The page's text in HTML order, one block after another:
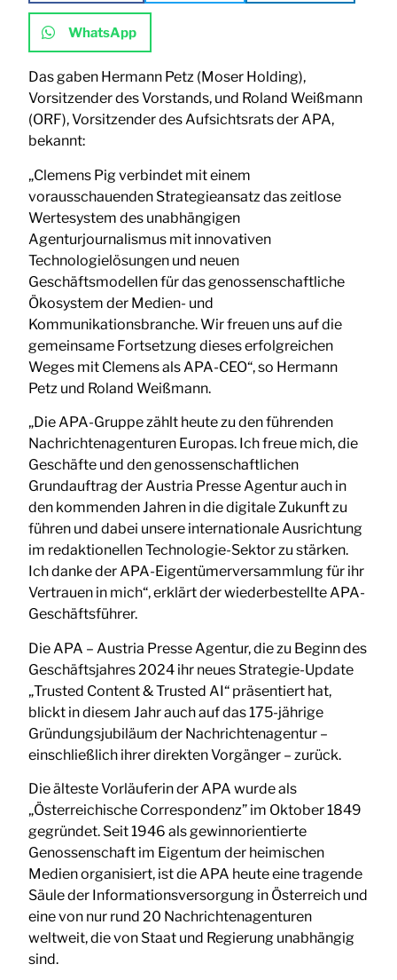
WhatsApp
Das gaben Hermann Petz (Moser Holding),
Vorsitzender des Vorstands, und Roland Weißmann
(ORF), Vorsitzender des Aufsichtsrats der APA,
bekannt:
„Clemens Pig verbindet mit einem
vorausschauenden Strategieansatz das zeitlose
Wertesystem des unabhängigen
Agenturjournalismus mit innovativen
Technologielösungen und neuen
Geschäftsmodellen für das genossenschaftliche
Ökosystem der Medien- und
Kommunikationsbranche. Wir freuen uns auf die
gemeinsame Fortsetzung dieses erfolgreichen
Weges mit Clemens als APA-CEO“, so Hermann
Petz und Roland Weißmann.
„Die APA-Gruppe zählt heute zu den führenden
Nachrichtenagenturen Europas. Ich freue mich, die
Geschäfte und den genossenschaftlichen
Grundauftrag der Austria Presse Agentur auch in
den kommenden Jahren in die digitale Zukunft zu
führen und dabei unsere internationale Ausrichtung
im redaktionellen Technologie-Sektor zu stärken.
Ich danke der APA-Eigentümerversammlung für ihr
Vertrauen in mich“, erklärt der wiederbestellte APA-
Geschäftsführer.
Die APA – Austria Presse Agentur, die zu Beginn des
Geschäftsjahres 2024 ihr neues Strategie-Update
„Trusted Content & Trusted AI“ präsentiert hat,
blickt in diesem Jahr auch auf das 175-jährige
Gründungsjubiläum der Nachrichtenagentur –
einschließlich ihrer direkten Vorgänger – zurück.
Die älteste Vorläuferin der APA wurde als
„Österreichische Correspondenz” im Oktober 1849
gegründet. Seit 1946 als gewinnorientierte
Genossenschaft im Eigentum der heimischen
Medien organisiert, ist die APA heute eine tragende
Säule der Informationsversorgung in Österreich und
eine von nur rund 20 Nachrichtenagenturen
weltweit, die von Staat und Regierung unabhängig
sind.